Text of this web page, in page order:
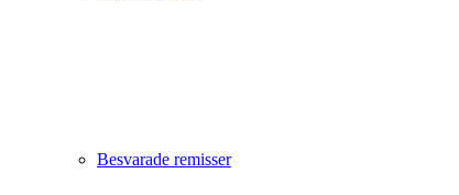
Besvarade remisser